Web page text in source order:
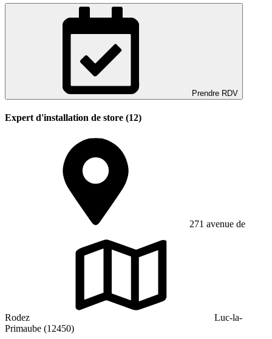
Prendre RDV
Expert d'installation de store (12)
271 avenue de
Rodez
Luc-la-
Primaube (12450)